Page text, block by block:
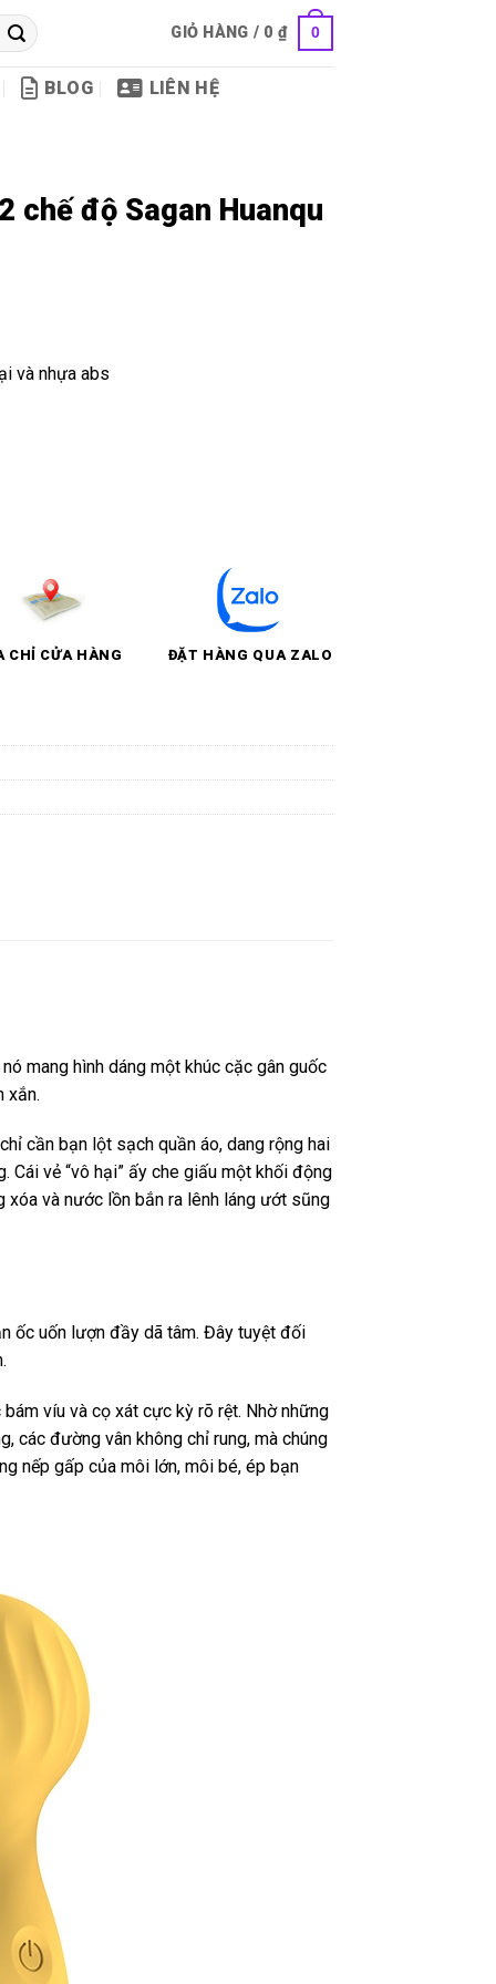
GIỎ HÀNG / 0₫ 0
BLOG LIÊN HỆ
chế độ Sagan Huanqu
và nhựa abs
CHỈ CỬA HÀNG ĐẶT HÀNG QUA ZALO
mang hình dáng một khúc cặc gân guốc
xắn.
cần bạn lột sạch quần áo, dang rộng hai
Cái vẻ “vô hại” ấy che giấu một khối động
xóa và nước lồn bắn ra lênh láng ướt sũng
ốc uốn lượn đầy dã tâm. Đây tuyệt đối
víu và cọ xát cực kỳ rõ rệt. Nhờ những
các đường vân không chỉ rung, mà chúng
nếp gấp của môi lớn, môi bé, ép bạn